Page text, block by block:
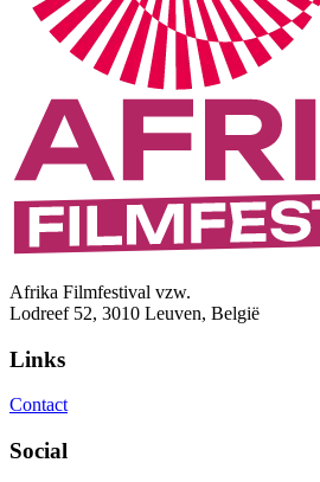
Afrika Filmfestival vzw.
Lodreef 52, 3010 Leuven, België
Links
Contact
Social